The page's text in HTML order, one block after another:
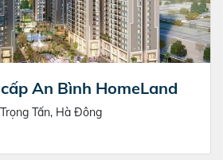
An Bình HomeLand
Tấn, Hà Đông